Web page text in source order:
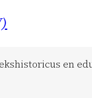
en